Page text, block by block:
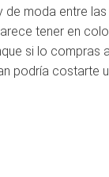
de moda entre
tener en
si lo compras
podría costarte